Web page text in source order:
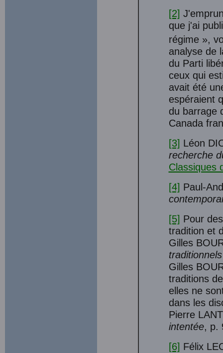
[2]
que j'ai
régime »,
analyse de
du Parti
ceux qui
avait été
espéraient
du barrage
Canada
[3] Léon
recherche
Classiques
[4] Paul-
[5] Pour
tradition et
Gilles
Gilles
traditions
elles ne
dans les
Pierre
intentée, p.
[6] Félix